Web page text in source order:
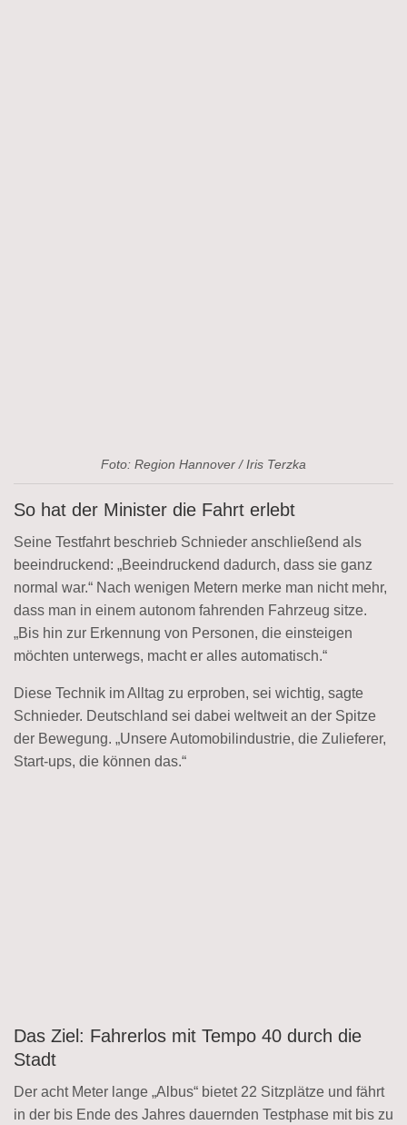
Foto: Region Hannover / Iris Terzka
So hat der Minister die Fahrt erlebt
Seine Testfahrt beschrieb Schnieder anschließend als
beeindruckend: „Beeindruckend dadurch, dass sie ganz
normal war.“ Nach wenigen Metern merke man nicht mehr,
dass man in einem autonom fahrenden Fahrzeug sitze.
„Bis hin zur Erkennung von Personen, die einsteigen
möchten unterwegs, macht er alles automatisch.“
Diese Technik im Alltag zu erproben, sei wichtig, sagte
Schnieder. Deutschland sei dabei weltweit an der Spitze
der Bewegung. „Unsere Automobilindustrie, die Zulieferer,
Start-ups, die können das.“
Das Ziel: Fahrerlos mit Tempo 40 durch die
Stadt
Der acht Meter lange „Albus“ bietet 22 Sitzplätze und fährt
in der bis Ende des Jahres dauernden Testphase mit bis zu